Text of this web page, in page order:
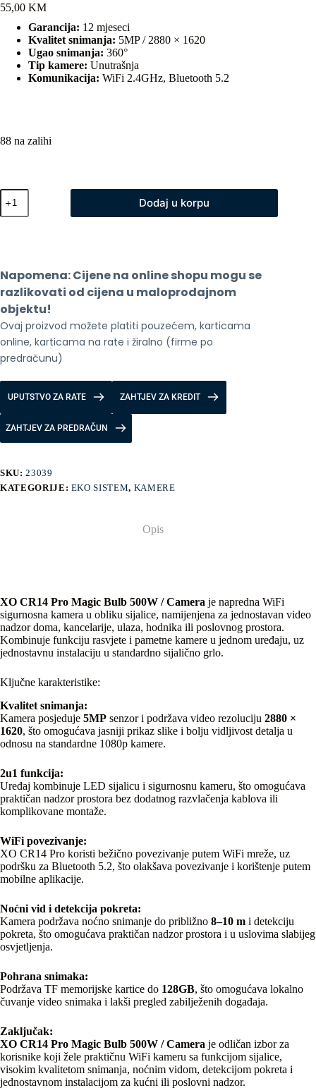
55,00 KM
Garancija: 12 mjeseci
Kvalitet snimanja: 5MP / 2880 × 1620
Ugao snimanja: 360°
Tip kamere: Unutrašnja
Komunikacija: WiFi 2.4GHz, Bluetooth 5.2
88 na zalihi
XO
CR14
Pro
Camera
-
sijalica
i
kamera
količina
Dodaj u korpu
Napomena: Cijene na online shopu mogu se
razlikovati od cijena u maloprodajnom
objektu!
Ovaj proizvod možete platiti pouzećem, karticama
online, karticama na rate i žiralno (firme po
predračunu)
UPUTSTVO ZA RATE ZAHTJEV ZA KREDIT
ZAHTJEV ZA PREDRAČUN
SKU:23039
KATEGORIJE: EKO SISTEM, KAMERE
Opis
XO CR14 Pro Magic Bulb 500W / Camera je napredna WiFi
sigurnosna kamera u obliku sijalice, namijenjena za jednostavan video
nadzor doma, kancelarije, ulaza, hodnika ili poslovnog prostora.
Kombinuje funkciju rasvjete i pametne kamere u jednom uređaju, uz
jednostavnu instalaciju u standardno sijalično grlo.
Ključne karakteristike:
Kvalitet snimanja:
Kamera posjeduje 5MP senzor i podržava video rezoluciju 2880 ×
1620, što omogućava jasniji prikaz slike i bolju vidljivost detalja u
odnosu na standardne 1080p kamere.
2u1 funkcija:
Uređaj kombinuje LED sijalicu i sigurnosnu kameru, što omogućava
praktičan nadzor prostora bez dodatnog razvlačenja kablova ili
komplikovane montaže.
WiFi povezivanje:
XO CR14 Pro koristi bežično povezivanje putem WiFi mreže, uz
podršku za Bluetooth 5.2, što olakšava povezivanje i korištenje putem
mobilne aplikacije.
Noćni vid i detekcija pokreta:
Kamera podržava noćno snimanje do približno 8–10 m i detekciju
pokreta, što omogućava praktičan nadzor prostora i u uslovima slabijeg
osvjetljenja.
Pohrana snimaka:
Podržava TF memorijske kartice do 128GB, što omogućava lokalno
čuvanje video snimaka i lakši pregled zabilježenih događaja.
Zaključak:
XO CR14 Pro Magic Bulb 500W / Camera je odličan izbor za
korisnike koji žele praktičnu WiFi kameru sa funkcijom sijalice,
visokim kvalitetom snimanja, noćnim vidom, detekcijom pokreta i
jednostavnom instalacijom za kućni ili poslovni nadzor.